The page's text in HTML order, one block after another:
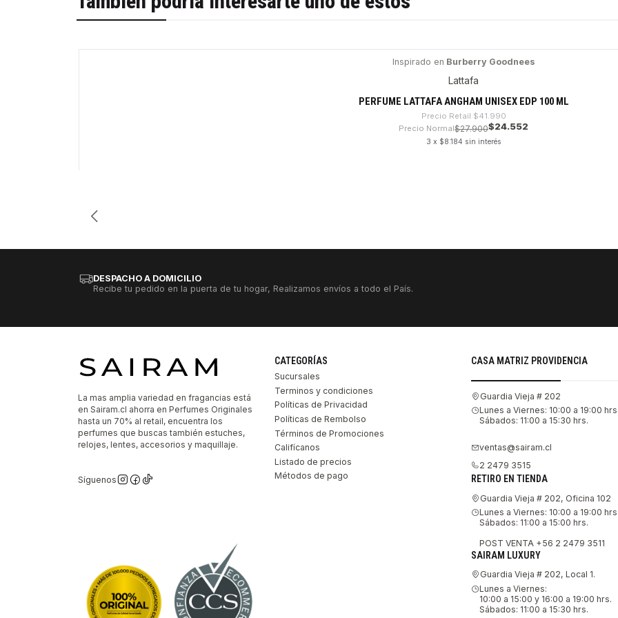
Inspirado en Burberry Goodnees
Lattafa
PERFUME LATTAFA ANGHAM UNISEX EDP 100 ML
Precio Retail $41.990
Precio Normal$27.900$24.552
3 x $8.184 sin interés
DESPACHO A DOMICILIO
Recibe tu pedido en la puerta de tu hogar, Realizamos envíos a todo el País.
La mas amplia variedad en fragancias está
en Sairam.cl ahorra en Perfumes Originales
hasta un 70% al retail, encuentra los
perfumes que buscas también estuches,
relojes, lentes, accesorios y maquillaje.
Síguenos
CATEGORÍAS
Sucursales
Terminos y condiciones
Políticas de Privacidad
Políticas de Rembolso
Términos de Promociones
Califícanos
Listado de precios
Métodos de pago
CASA MATRIZ PROVIDENCIA
Guardia Vieja # 202
Lunes a Viernes: 10:00 a 19:00 hrs.
Sábados: 11:00 a 15:30 hrs.
ventas@sairam.cl
2 2479 3515
RETIRO EN TIENDA
Guardia Vieja # 202, Oficina 102
Lunes a Viernes: 10:00 a 19:00 hrs.
Sábados: 11:00 a 15:00 hrs.
POST VENTA +56 2 2479 3511
SAIRAM LUXURY
Guardia Vieja # 202, Local 1.
Lunes a Viernes:
10:00 a 15:00 y 16:00 a 19:00 hrs.
Sábados: 11:00 a 15:30 hrs.